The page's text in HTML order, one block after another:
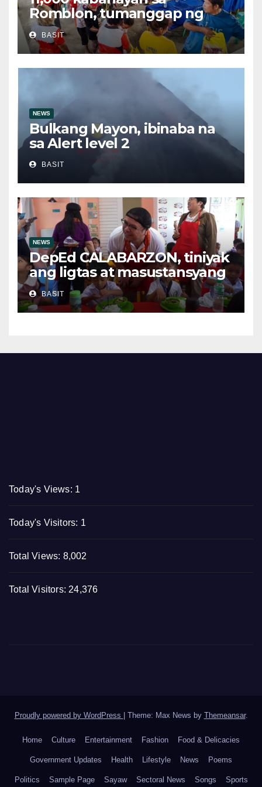
Romblon, tumanggap ng
bigas sa ilalim ng LGSF
BASIT
NEWS
Bulkang Mayon, ibinaba na
sa Alert level 2
BASIT
NEWS
DepEd CALABARZON, tiniyak
ang ligtas at masustansyang
pagkain sa School-Based
Feeding Program
BASIT
Today's Views: 1
Today's Visitors: 1
Total Views: 8,002
Total Visitors: 24,376
Proudly powered by WordPress Theme: Max News by Themeansar.
Home Culture Entertainment Fashion Food & Delicacies
Government Updates Health Lifestyle News Poems
Politics Sample Page Sayaw Sectoral News Songs Sports